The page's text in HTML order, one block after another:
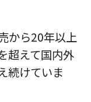
から20年以上
超えて国内外
続けていま